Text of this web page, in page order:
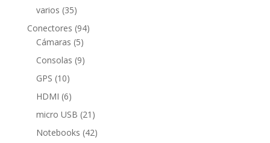
varios 3535
productos
Conectores 9494
Cámaras 55
productos
Consolas 99
GPS 1010
productos
HDMI 66
productos
micro USB 21 21
productos
Notebooks 4242